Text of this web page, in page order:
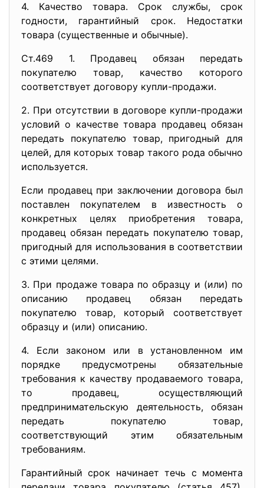
4. Качество товара. Срок службы, срок
годности, гарантийный срок. Недостатки
товара (существенные и обычные).
Ст.469 1. Продавец обязан передать
покупателю товар, качество которого
соответствует договору купли-продажи.
2. При отсутствии в договоре купли-продажи
условий о качестве товара продавец обязан
передать покупателю товар, пригодный для
целей, для которых товар такого рода обычно
используется.
Если продавец при заключении договора был
поставлен покупателем в известность о
конкретных целях приобретения товара,
продавец обязан передать покупателю товар,
пригодный для использования в соответствии
с этими целями.
3. При продаже товара по образцу и (или) по
описанию продавец обязан передать
покупателю товар, который соответствует
образцу и (или) описанию.
4. Если законом или в установленном им
порядке предусмотрены обязательные
требования к качеству продаваемого товара,
то продавец, осуществляющий
предпринимательскую деятельность, обязан
передать покупателю товар,
соответствующий этим обязательным
требованиям.
Гарантийный срок начинает течь с момента